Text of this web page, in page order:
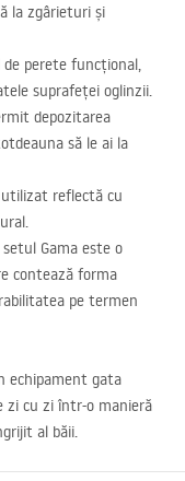
la zgârieturi și
perete funcțional,
suprafeței oglinzii.
depozitarea
să le ai la
reflectă cu
setul Gama este o
contează forma
pe termen
echipament gata
zi cu zi într-o manieră
al băii.